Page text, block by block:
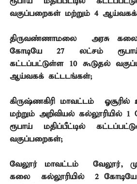
வகுப்பறைகள் மற்றும் 4ஆய்வகக்
திருவண்ணாமலை – அரசு
கோடியே27 லட்சம் ரூபாய்
கட்டப்பட்டுள்ள 10கூடுதல்
ஆய்வகக் கட்டடங்கள்;
கிருஷ்ணகிரி மாவட்டம் –
மற்றும் அறிவியல் கல்லூரியில் 1
ரூபாய் மதிப்பீட்டில்
வகுப்பறைகள்;
வேலூர் மாவட்டம் – வேலூர்,
கலை கல்லூரியில் 2கோடியே